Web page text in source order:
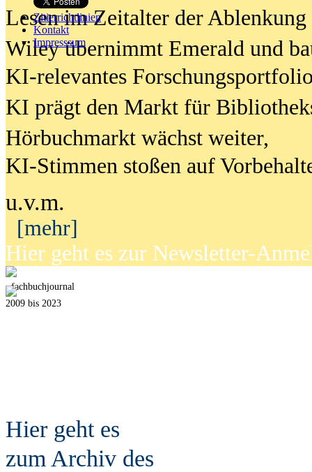
Zitierrichtlinien
Kontakt
Impresssum
Lesen im Zeitalter der Ablenkung
Wiley übernimmt Emerald und
KI-relevantes
KI prägt den Markt für
Hörbuchmarkt wächst weiter,
KI-Stimmen stoßen auf
u.v.m.
[mehr]
Hier geht es zur Newsletter-
fachbuchjournal
2009 bis 2023
Hier geht es
zum Archiv des